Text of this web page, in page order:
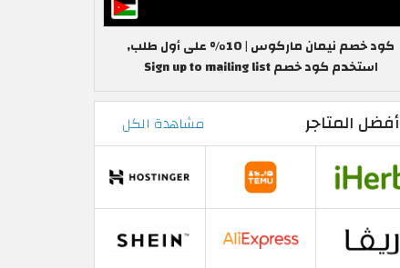
كود خصم نيمان ماركوس | 10% على أول طلب,
استخدم كود خصم Sign up to mailing list
أفضل المتاجر مشاهدة الكل